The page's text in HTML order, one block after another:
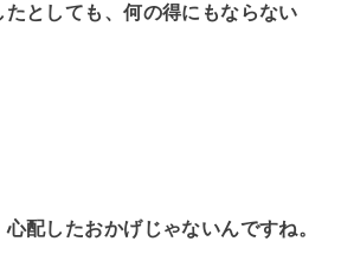
たとしても、何の得にもならない
心配したおかげじゃないんですね。